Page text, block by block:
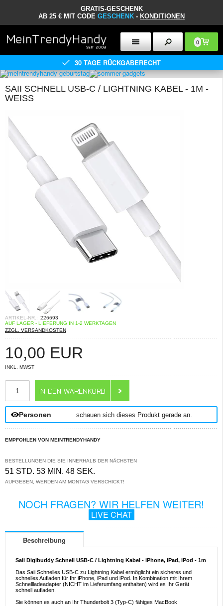
GRATIS-GESCHENK
AB 25 € MIT CODE GESCHENK - KONDITIONEN
0
30 TAGE RÜCKGABERECHT
SAII SCHNELL USB-C / LIGHTNING KABEL - 1M -
WEISS
ARTIKEL-NR.: 226693
AUF LAGER - LIEFERUNG IN 1-2 WERKTAGEN
ZZGL. VERSANDKOSTEN
10,00 EUR
INKL. MWST
Personen schauen sich dieses Produkt gerade an.
EMPFOHLEN VON MEINTRENDYHANDY
BESTELLUNGEN DIE SIE INNERHALB DER NÄCHSTEN
51 STD. 53 MIN. 48 SEK.
AUFGEBEN, WERDEN AM MONTAG VERSCHICKT!
NOCH FRAGEN? WIR HELFEN WEITER!
LIVE CHAT
Beschreibung
Saii Digibuddy Schnell USB-C / Lightning Kabel - iPhone, iPad, iPod - 1m
Das Saii Schnelles USB-C zu Lightning Kabel ermöglicht ein sicheres und
schnelles Aufladen für Ihr iPhone, iPad und iPod. In Kombination mit Ihrem
Schnellladeadapter (NICHT im Lieferumfang enthalten) wird es Ihr Gerät
schnell aufladen.
Sie können es auch an Ihr Thunderbolt 3 (Typ-C) fähiges MacBook